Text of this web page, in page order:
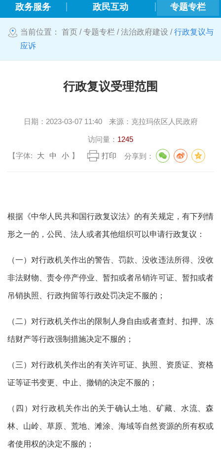
政务服务
政民互动 专题专栏
当前位置： 首页 /专题专栏 /法治政府建设 /行政复议与
应诉
行政复议受理范围
日期： 2023-03-07 11:40 来源： 克拉玛依区人民政府
访问量： 1245
【字体:
大 中 小 】 打印 分享到：
根据《中华人民共和国行政复议法》的有关规定，有下列情
形之一的，公民、法人或者其他组织可以申请行政复议：
（一）对行政机关作出的警告、罚款、没收违法所得、没收
非法财物、责令停产停业、暂扣或者吊销许可证、暂扣或者
吊销执照、行政拘留等行政处罚决定不服的；
（二）对行政机关作出的限制人身自由或者查封、扣押、冻
结财产等行政强制措施决定不服的；
（三）对行政机关作出的有关许可证、执照、资质证、资格
证等证书变更、中止、撤销的决定不服的；
（四）对行政机关作出的关于确认土地、矿藏、水流、森
林、山岭、草原、荒地、滩涂、海域等自然资源的所有权或
者使用权的决定不服的；